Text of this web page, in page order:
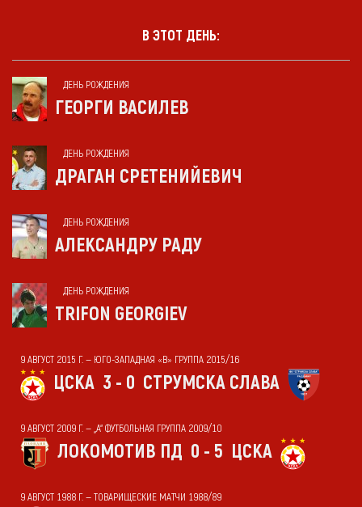
В ЭТОТ ДЕНЬ:
ДЕНЬ РОЖДЕНИЯ
ГЕОРГИ ВАСИЛЕВ
ДЕНЬ РОЖДЕНИЯ
ДРАГАН СРЕТЕНИЙЕВИЧ
ДЕНЬ РОЖДЕНИЯ
АЛЕКСАНДРУ РАДУ
ДЕНЬ РОЖДЕНИЯ
TRIFON GEORGIEV
9 АВГУСТ 2015 Г. — ЮГО-ЗАПАДНАЯ «В» ГРУППА 2015/16
ЦСКА 3 - 0 СТРУМСКА СЛАВА
9 АВГУСТ 2009 Г. — „А“ ФУТБОЛЬНАЯ ГРУППА 2009/10
ЛОКОМОТИВ ПД 0 - 5 ЦСКА
9 АВГУСТ 1988 Г. — ТОВАРИЩЕСКИЕ МАТЧИ 1988/89